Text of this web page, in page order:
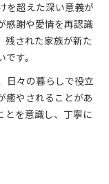
を超えた深い意義が
感謝や愛情を再認識
残された家族が新た
す。
日々の暮らしで役立
癒やされることがあ
とを意識し、丁寧に